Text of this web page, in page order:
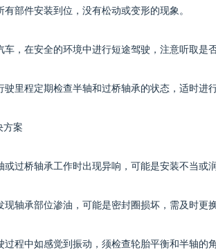
部件安装到位，没有松动或变形的现象。
车，在安全的环境中进行短途驾驶，注意听取是
驶里程定期检查半轴和过桥轴承的状态，适时进
方案
或过桥轴承工作时出现异响，可能是安装不当或
现轴承部位渗油，可能是密封圈损坏，需及时更
过程中如感觉到振动，须检查轮胎平衡和半轴的